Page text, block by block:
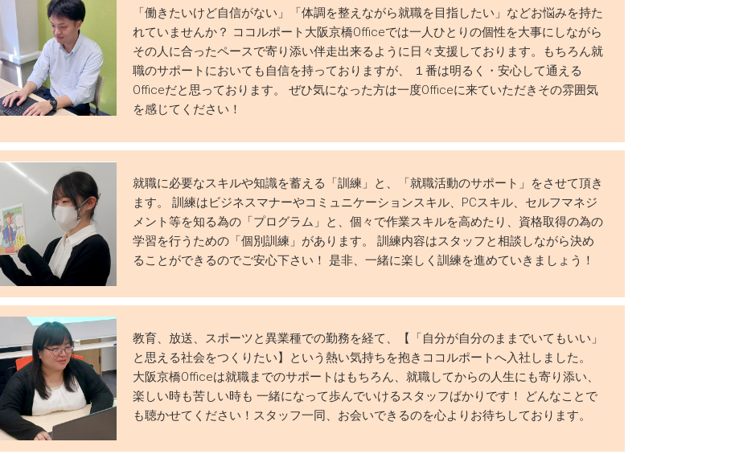
「働きたいけど自信がない」「体調を整えながら就職を目指したい」などお悩みを持た
れていませんか？ ココルポート大阪京橋Officeでは一人ひとりの個性を大事にしながら
その人に合ったペースで寄り添い伴走出来るように日々支援しております。もちろん就
職のサポートにおいても自信を持っておりますが、 １番は明るく・安心して通える
Officeだと思っております。 ぜひ気になった方は一度Officeに来ていただきその雰囲気
を感じてください！
就職に必要なスキルや知識を蓄える「訓練」と、「就職活動のサポート」をさせて頂き
ます。 訓練はビジネスマナーやコミュニケーションスキル、PCスキル、セルフマネジ
メント等を知る為の「プログラム」と、個々で作業スキルを高めたり、資格取得の為の
学習を行うための「個別訓練」があります。 訓練内容はスタッフと相談しながら決め
ることができるのでご安心下さい！ 是非、一緒に楽しく訓練を進めていきましょう！
教育、放送、スポーツと異業種での勤務を経て、【「自分が自分のままでいてもいい」
と思える社会をつくりたい】という熱い気持ちを抱きココルポートへ入社しました。
大阪京橋Officeは就職までのサポートはもちろん、就職してからの人生にも寄り添い、
楽しい時も苦しい時も 一緒になって歩んでいけるスタッフばかりです！ どんなことで
も聴かせてください！スタッフ一同、お会いできるのを心よりお待ちしております。